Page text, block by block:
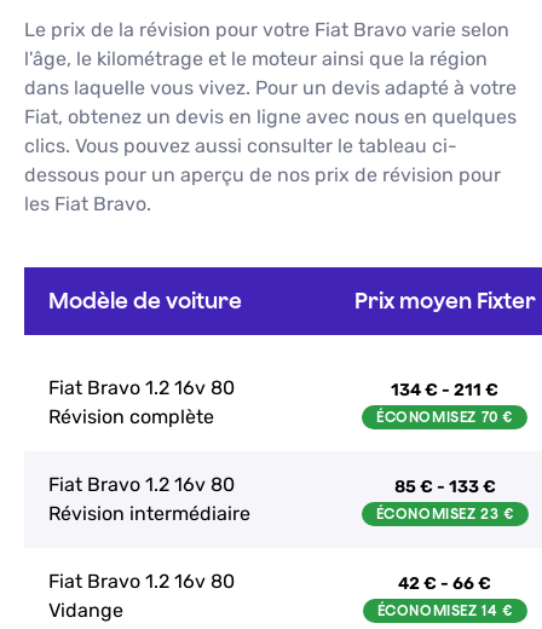
Le prix de la révision pour votre Fiat Bravo varie selon
l'âge, le kilométrage et le moteur ainsi que la région
dans laquelle vous vivez. Pour un devis adapté à votre
Fiat, obtenez un devis en ligne avec nous en quelques
clics. Vous pouvez aussi consulter le tableau ci-
dessous pour un aperçu de nos prix de révision pour
les Fiat Bravo.
Modèle de voiture Prix moyen Fixter
Fiat Bravo 1.2 16v 80
Révision complète
134 € - 211 €
Fiat Bravo 1.2 16v 80
Révision intermédiaire
85 € - 133 €
Fiat Bravo 1.2 16v 80
Vidange
42 € - 66 €